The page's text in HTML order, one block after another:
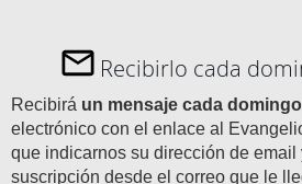
Recibirlo cada
Recibirá un mensaje cada domingo
electrónico con el enlace al
que indicarnos su dirección de email
suscripción desde el correo que le